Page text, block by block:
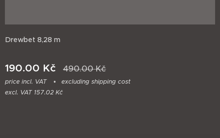
Drewbet 8,28 m
190.00 Kč 490.00Kč
price incl. VAT
excluding shipping cost
excl. VAT 157.02 Kč